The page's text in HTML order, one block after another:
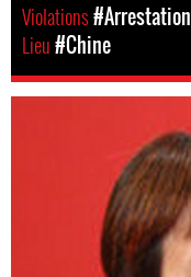
Violations
Lieu#Chine